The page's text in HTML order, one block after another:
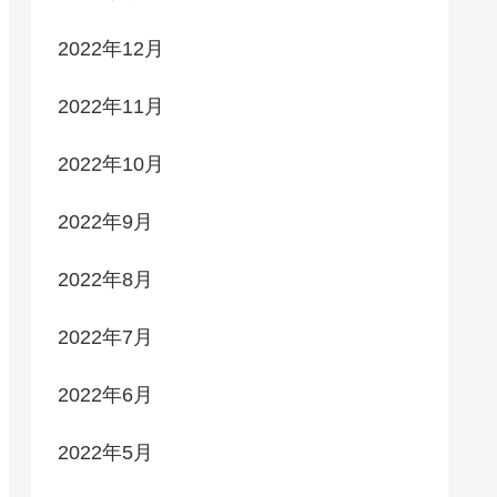
2022年12月
2022年11月
2022年10月
2022年9月
2022年8月
2022年7月
2022年6月
2022年5月